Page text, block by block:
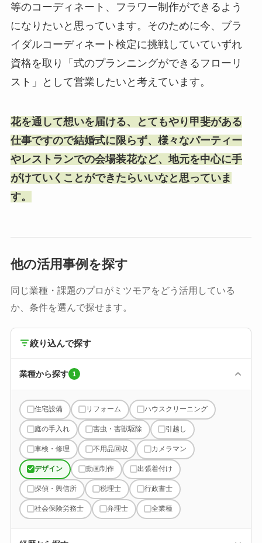
等のコーディネート、フラワー制作ができるよう
になりたいと思っています。そのために今、ブラ
イダルコーディネート検定に挑戦していていずれ
資格を取り「式のプランニングができるフローリ
スト」として営業したいと考えています。
花を通して想いを届ける、とてもやり甲斐がある
仕事ですので結婚式に限らず、様々なパーティー
やレストランでの会場装花など、地元を中心に手
がけていくことができたらいいなと思っていま
す。
他の活用事例を探す
同じ業種・課題のプロがミツモアをどう活用している
か、条件を選んで探せます。
絞り込んで探す
業種から探す 1
住宅設備 リフォーム ハウスクリーニング
庭の手入れ 害虫・害獣駆除 引越し
車検・修理 不用品回収 カメラマン
デザイン 動画制作 出張着付け
探偵・興信所 税理士 行政書士
社会保険労務士 弁理士 全業種